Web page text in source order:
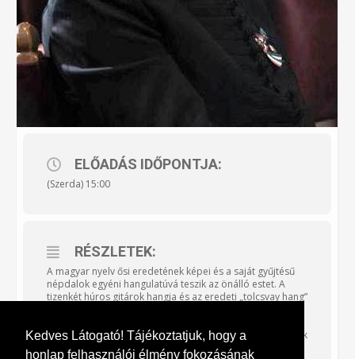
Kedves Látogató! Tájékoztatjuk, hogy a
honlap felhasználói élmény fokozásának
ELŐADÁS IDŐPONTJA:
(Szerda) 15:00
RÉSZLETEK:
A magyar nyelv ősi eredetének képei és a saját gyűjtésű
népdalok egyéni hangulatúvá teszik az önálló estet. A
tizenkét húros gitárok hangja és az eredeti „tolcsvay hang”
nyújtanak. Az est során jól ismert saját szerzeményű dalok
és énekelt versek is elhangzanak.